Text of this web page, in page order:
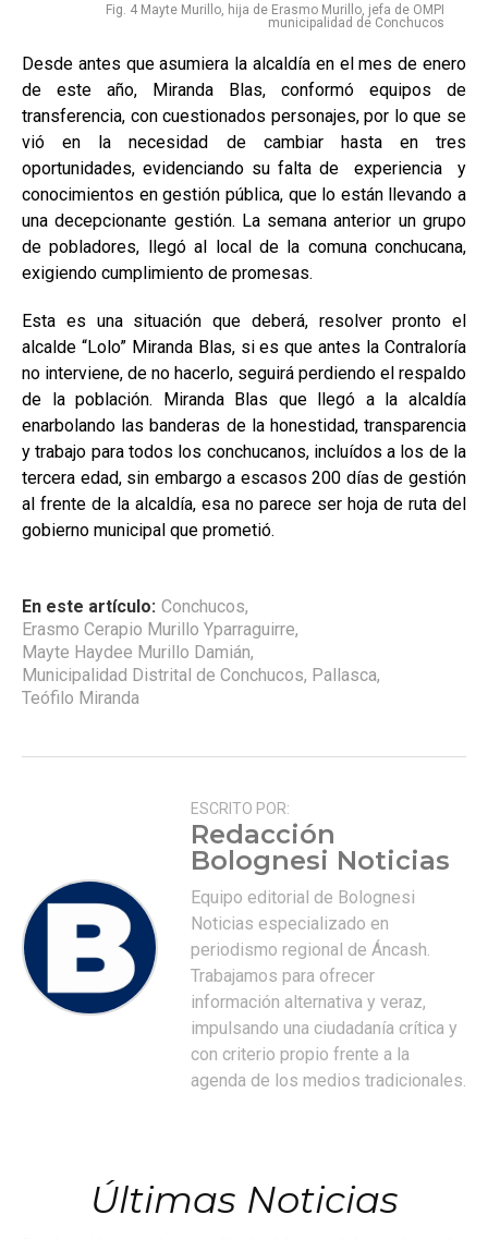
Fig. 4 Mayte Murillo, hija de Erasmo Murillo, jefa de OMPI
municipalidad de Conchucos
Desde antes que asumiera la alcaldía en el mes de enero
de este año, Miranda Blas, conformó equipos de
transferencia, con cuestionados personajes, por lo que se
vió en la necesidad de cambiar hasta en tres
oportunidades, evidenciando su falta de experiencia y
conocimientos en gestión pública, que lo están llevando a
una decepcionante gestión. La semana anterior un grupo
de pobladores, llegó al local de la comuna conchucana,
exigiendo cumplimiento de promesas.
Esta es una situación que deberá, resolver pronto el
alcalde “Lolo” Miranda Blas, si es que antes la Contraloría
no interviene, de no hacerlo, seguirá perdiendo el respaldo
de la población. Miranda Blas que llegó a la alcaldía
enarbolando las banderas de la honestidad, transparencia
y trabajo para todos los conchucanos, incluídos a los de la
tercera edad, sin embargo a escasos 200 días de gestión
al frente de la alcaldía, esa no parece ser hoja de ruta del
gobierno municipal que prometió.
En este artículo: Conchucos,
Erasmo Cerapio Murillo Yparraguirre,
Mayte Haydee Murillo Damián,
Municipalidad Distrital de Conchucos, Pallasca,
Teófilo Miranda
ESCRITO POR:
Redacción
Bolognesi Noticias
Equipo editorial de Bolognesi
Noticias especializado en
periodismo regional de Áncash.
Trabajamos para ofrecer
información alternativa y veraz,
impulsando una ciudadanía crítica y
con criterio propio frente a la
agenda de los medios tradicionales.
Últimas Noticias